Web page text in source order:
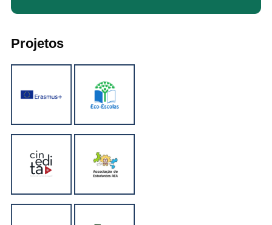
Projetos